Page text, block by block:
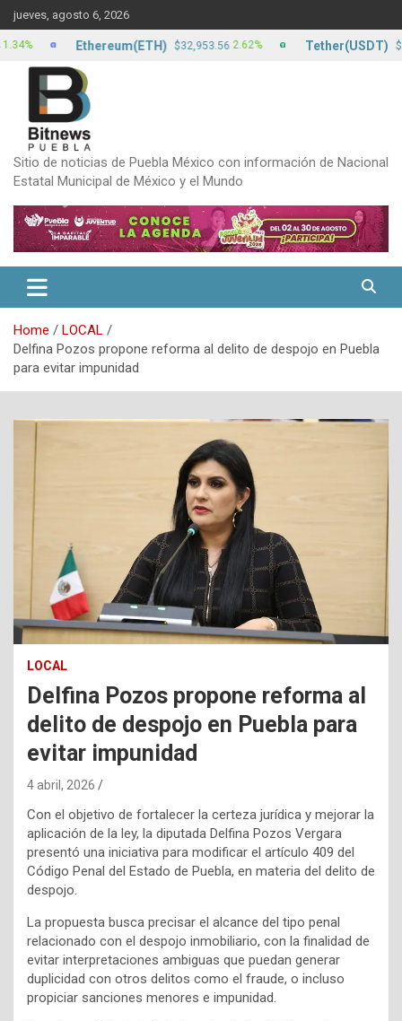
Skip
to
content
jueves, agosto 6, 2026
Sitio de noticias de Puebla México con información de Nacional
Estatal Municipal de México y el Mundo
Home
LOCAL
Delfina Pozos propone reforma al delito de despojo en Puebla
para evitar impunidad
LOCAL
Delfina Pozos propone reforma al
delito de despojo en Puebla para
evitar impunidad
4 abril, 2026
Con el objetivo de fortalecer la certeza jurídica y mejorar la
aplicación de la ley, la diputada Delfina Pozos Vergara
presentó una iniciativa para modificar el artículo 409 del
Código Penal del Estado de Puebla, en materia del delito de
despojo.
La propuesta busca precisar el alcance del tipo penal
relacionado con el despojo inmobiliario, con la finalidad de
evitar interpretaciones ambiguas que puedan generar
duplicidad con otros delitos como el fraude, o incluso
propiciar sanciones menores e impunidad.
Ethereum(ETH) $32,953.56 2.62% Tether(USDT) $17.22